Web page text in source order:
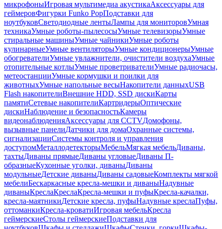
микрофоныИгровая мультимедиа акустикаАксессуары для
геймеровФигурки Funko PopПодставки для
ноутбуковСветодиодные лентыЛампы для мониторовУмная
техникаУмные роботы-пылесосыУмные телевизорыУмные
стиральные машиныУмные чайникиУмные роботы
кулинарныеУмные вентиляторыУмные кондиционерыУмные
обогревателиУмные увлажнители, очистители воздухаУмные
отопительные котлыУмные проветривателиУмные радиочасы,
метеостанцииУмные кормушки и поилки для
животныхУмные напольные весыНакопители данныхUSB
Flash накопителиВнешние HDD, SSD дискиКарты
памятиСетевые накопителиКартридерыОптические
дискиНаблюдение и безопасностьКамеры
видеонаблюденияАксессуары для CCTVДомофоны,
вызывные панелиДатчики для домаОхранные системы,
сигнализацииСистемы контроля и управления
доступомМеталлодетекторыМебельМягкая мебельДиваны,
тахтыДиваны прямыеДиваны угловыеДиваны П-
образныеКухонные уголки, диваныДиваны
модульныеДетские диваныДиваны садовыеКомплекты мягкой
мебелиБескаркасные кресла-мешки и диваныНадувные
диваныКреслаКреслаКресла-мешки и пуфыКресла-качалки,
кресла-маятникиДетские кресла, пуфыНадувные креслаПуфы,
оттоманкиКресла-кроватиИгровая мебельКресла
геймерскиеСтолы геймерскиеПодставки для